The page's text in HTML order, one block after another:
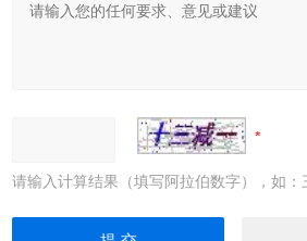
请输入计算结果（填写阿拉伯数字），如：